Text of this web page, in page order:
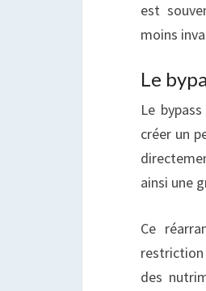
est
moins
Le
Le
créer un
ainsi une
Ce
restriction
des